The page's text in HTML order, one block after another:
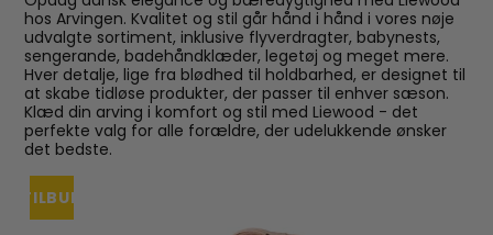
hos Arvingen. Kvalitet og stil går hånd i hånd i vores nøje
udvalgte sortiment, inklusive flyverdragter, babynests,
sengerande, badehåndklæder, legetøj og meget mere.
Hver detalje, lige fra blødhed til holdbarhed, er designet til
at skabe tidløse produkter, der passer til enhver sæson.
Klæd din arving i komfort og stil med Liewood - det
perfekte valg for alle forældre, der udelukkende ønsker
det bedste.
TILBUD